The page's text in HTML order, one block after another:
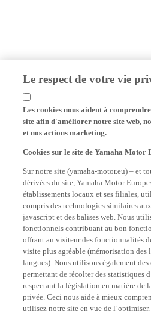
Le respect de votre vie
Les cookies nous aident à
site afin d'améliorer notre site web,
et nos actions marketing.
Cookies sur le site de Yamaha Motor
Sur notre site (yamaha-motor.eu) – et
dérivées du site, Yamaha Motor
établissements locaux et ses filiales,
compris des technologies similaires
javascript et des balises web. Nous
fonctionnels contribuant au bon
offrant au visiteur des fonctionnalités
visite plus agréable (mémorisation des
langues). Nous utilisons également
permettant de récolter des statistiques
respectant la législation en matière de
privée. Ceci nous aide à mieux
utilisez notre site en vue de